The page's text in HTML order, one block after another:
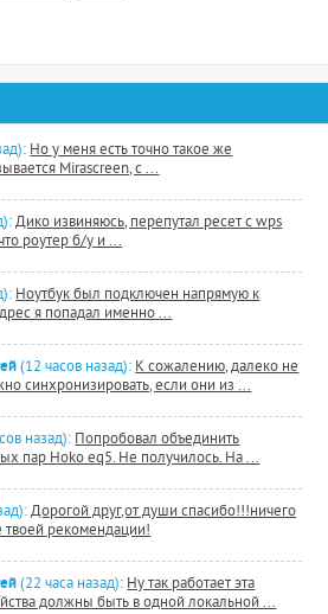
Но у меня есть точно такое же
Mirascreen, с ...
Дико извиняюсь, перепутал ресет с wps
роутер б/у и ...
Ноутбук был подключен напрямую к
я попадал именно ...
(12 часов назад): К сожалению, далеко не
синхронизировать, если они из ...
назад): Попробовал объединить
пар Hoko eq5. Не получилось. На ...
Дорогой друг,от души спасибо!!!ничего
рекомендации!
(22 часа назад): Ну так работает эта
должны быть в одной локальной ...